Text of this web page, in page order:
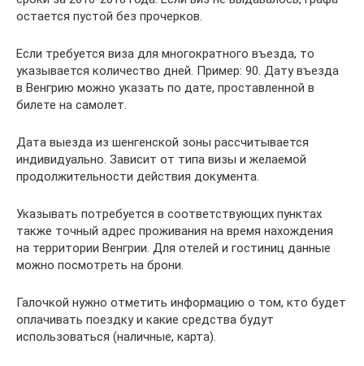
остается пустой без прочерков.
Если требуется виза для многократного въезда, то
указывается количество дней. Пример: 90. Дату въезда
в Венгрию можно указать по дате, проставленной в
билете на самолет.
Дата выезда из шенгенской зоны рассчитывается
индивидуально. Зависит от типа визы и желаемой
продолжительности действия документа.
Указывать потребуется в соответствующих пунктах
также точный адрес проживания на время нахождения
на территории Венгрии. Для отелей и гостиниц данные
можно посмотреть на брони.
Галочкой нужно отметить информацию о том, кто будет
оплачивать поездку и какие средства будут
использоваться (наличные, карта).